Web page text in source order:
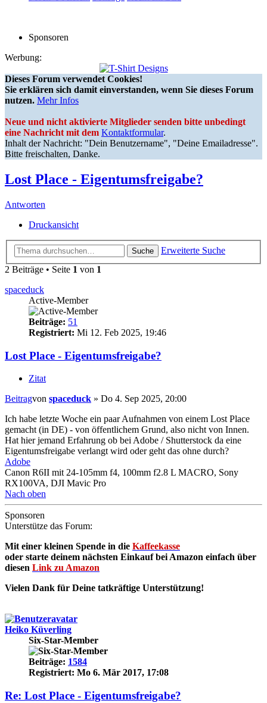
Sponsoren
Werbung:
Dieses Forum verwendet Cookies!
Sie erklären sich damit einverstanden, wenn Sie dieses Forum
nutzen. Mehr Infos
Neue und nicht aktivierte Mitglieder senden bitte unbedingt
eine Nachricht mit dem Kontaktformular.
Inhalt der Nachricht: "Dein Benutzername", "Deine Emailadresse".
Bitte freischalten, Danke.
Lost Place - Eigentumsfreigabe?
Antworten
Druckansicht
Suche
Erweiterte Suche
2 Beiträge • Seite 1 von 1
spaceduck
Active-Member
Beiträge: 51
Registriert: Mi 12. Feb 2025, 19:46
Lost Place - Eigentumsfreigabe?
Zitat
Beitragvon spaceduck » Do 4. Sep 2025, 20:00
Ich habe letzte Woche ein paar Aufnahmen von einem Lost Place
gemacht (in DE) - von öffentlichem Grund, also nicht von Innen.
Hat hier jemand Erfahrung ob bei Adobe / Shutterstock da eine
Eigentumsfreigabe verlangt wird oder geht das ohne durch?
Adobe
Canon R6II mit 24-105mm f4, 100mm f2.8 L MACRO, Sony
RX100VA, DJI Mavic Pro
Nach oben
Sponsoren
Unterstütze das Forum:
Mit einer kleinen Spende in die Kaffeekasse
oder starte deinem nächsten Einkauf bei Amazon einfach über
diesen Link zu Amazon
Vielen Dank für Deine tatkräftige Unterstützung!
Heiko Küverling
Six-Star-Member
Beiträge: 1584
Registriert: Mo 6. Mär 2017, 17:08
Re: Lost Place - Eigentumsfreigabe?